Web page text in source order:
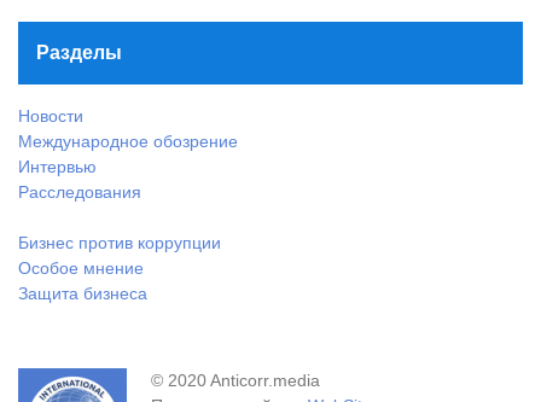
Разделы
Новости
Международное обозрение
Интервью
Расследования
Бизнес против коррупции
Особое мнение
Защита бизнеса
© 2020 Anticorr.media